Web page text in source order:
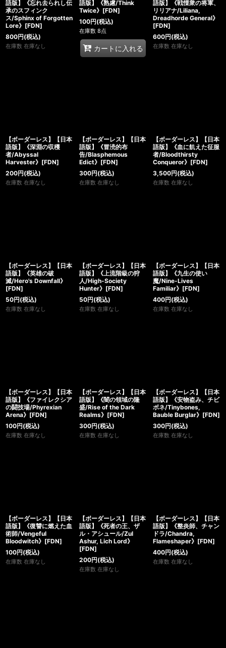
語版】《忘れ去られし伝
承のスフィンク
ス/Sphinx of Forgotten
Lore》[FDN]
800円(税込)
在庫数 在庫なし
語版】《熟慮/Think
Twice》[FDN]
100円(税込)
在庫数 8点
カートに入れる
語版】《戦慄衆の将軍、
リリアナ/Liliana,
Dreadhorde General》
[FDN]
600円(税込)
在庫数 在庫なし
【ボーダーレス】【日本
語版】《深淵の収穫
者/Abyssal
Harvester》[FDN]
200円(税込)
在庫数 在庫なし
【ボーダーレス】【日本
語版】《冒涜的布
告/Blasphemous
Edict》[FDN]
300円(税込)
在庫数 在庫なし
【ボーダーレス】【日本
語版】《血に飢えた征服
者/Bloodthirsty
Conqueror》[FDN]
3,500円(税込)
在庫数 在庫なし
【ボーダーレス】【日本
語版】《英雄の破
滅/Hero's Downfall》
[FDN]
50円(税込)
在庫数 在庫なし
【ボーダーレス】【日本
語版】《上流階級の狩
人/High-Society
Hunter》[FDN]
50円(税込)
在庫数 在庫なし
【ボーダーレス】【日本
語版】《九生の使い
魔/Nine-Lives
Familiar》[FDN]
400円(税込)
在庫数 在庫なし
【ボーダーレス】【日本
語版】《ファイレクシア
の闘技場/Phyrexian
Arena》[FDN]
100円(税込)
在庫数 在庫なし
【ボーダーレス】【日本
語版】《闇の領域の隆
盛/Rise of the Dark
Realms》[FDN]
300円(税込)
在庫数 在庫なし
【ボーダーレス】【日本
語版】《安物盗み、チビ
ボネ/Tinybones,
Bauble Burglar》[FDN]
300円(税込)
在庫数 在庫なし
【ボーダーレス】【日本
語版】《復讐に燃えた血
術師/Vengeful
Bloodwitch》[FDN]
100円(税込)
在庫数 在庫なし
【ボーダーレス】【日本
語版】《死者の王、ザ
ル・アシュール/Zul
Ashur, Lich Lord》
[FDN]
200円(税込)
在庫数 在庫なし
【ボーダーレス】【日本
語版】《整炎師、チャン
ドラ/Chandra,
Flameshaper》[FDN]
400円(税込)
在庫数 在庫なし